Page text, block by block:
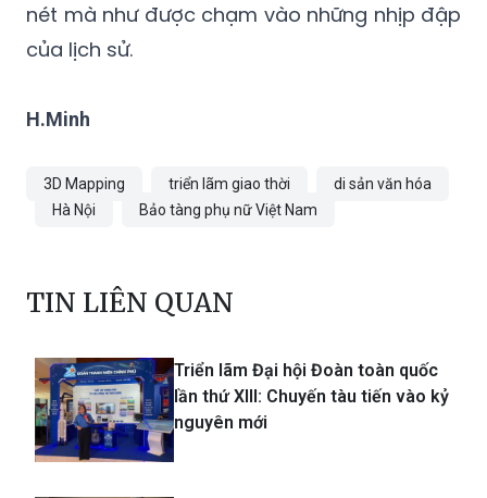
nét mà như được chạm vào những nhịp đập
của lịch sử.
H.Minh
3D Mapping triển lãm giao thời
di sản văn hóa
Hà Nội
Bảo tàng phụ nữ Việt Nam
TIN LIÊN QUAN
Triển lãm Đại hội Đoàn toàn quốc
lần thứ XIII: Chuyến tàu tiến vào kỷ
nguyên mới